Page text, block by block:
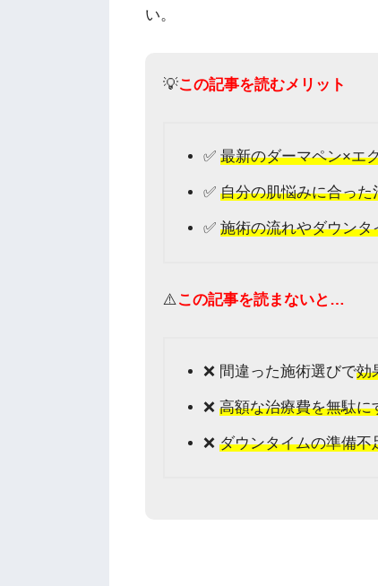
い。
💡この記事を読むメリット
✅ 最新のダーマペン×エ
✅ 自分の肌悩みに合っ
✅ 施術の流れやダウン
⚠️この記事を読まないと…
❌ 間違った施術選びで効
❌ 高額な治療費を無駄に
❌ ダウンタイムの準備不